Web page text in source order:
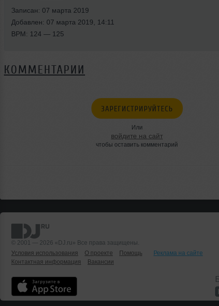
Записан: 07 марта 2019
Добавлен: 07 марта 2019, 14:11
BPM: 124 — 125
КОММЕНТАРИИ
ЗАРЕГИСТРИРУЙТЕСЬ
Или
войдите на сайт
чтобы оставить комментарий
© 2001 — 2026 «DJ.ru» Все права защищены.
Условия использования
О проекте Помощь
Реклама на сайте
Контактная информация
Вакансии